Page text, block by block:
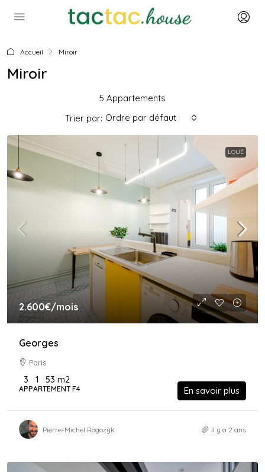
Accueil Miroir
Miroir
5 Appartements
Trier par: Ordre par défaut
LOUÉ
2.600€/mois
Georges
Paris
3 1 53 m2
APPARTEMENT F4 En savoir plus
Pierre-Michel Rogozyk il y a 2 ans